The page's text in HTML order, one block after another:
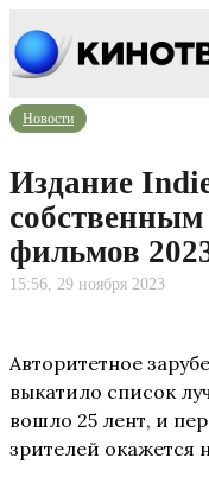
Новости
Издание
фильмов
15:56, 29 ноября 2023
Авторитетное
выкатило список
вошло 25 лент, и
зрителей